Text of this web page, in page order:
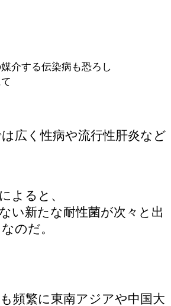
介する伝染病も恐ろし
広く性病や流行性肝炎など
よると、
い新たな耐性菌が次々と出
のだ。
頻繁に東南アジアや中国大